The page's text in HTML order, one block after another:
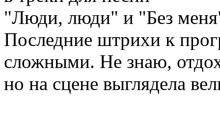
"Люди, люди" и "Без
Последние штрихи к
сложными. Не знаю,
но на сцене выглядела